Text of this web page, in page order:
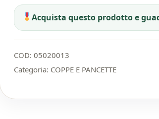
Acquista questo prodotto e
COD: 05020013
Categoria: COPPE E PANCETTE